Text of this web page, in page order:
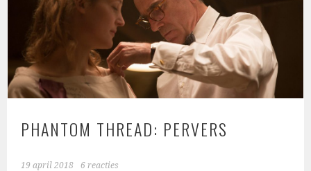
PHANTOM THREAD: PERVERS
19 april 2018 6 reacties